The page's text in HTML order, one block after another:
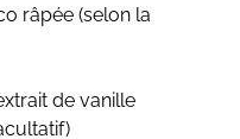
râpée (selon la
de vanille